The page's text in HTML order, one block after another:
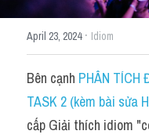
Idioms trái nghĩa
Antonym
Idiom
Grammar
April 23, 2024· Idiom
Bên cạnh PHÂN TÍCH
TASK 2 (kèm bài sửa
cấp Giải thích idiom